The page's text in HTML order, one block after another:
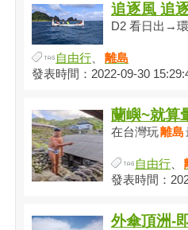
追逐風 追
D2 看日出→
自由行
離島
發表時間：2022-09-30
蘭嶼~就算
在台灣玩離島
自由行
發表時間：
外傘頂洲-